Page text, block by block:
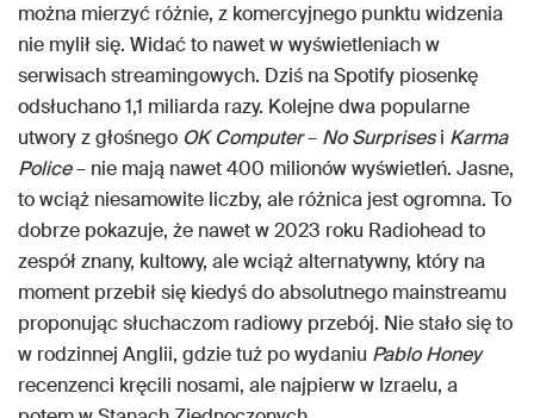
można mierzyć różnie, z komercyjnego punktu widzenia
nie mylił się. Widać to nawet w wyświetleniach w
serwisach streamingowych. Dziś na Spotify piosenkę
odsłuchano 1,1 miliarda razy. Kolejne dwa popularne
utwory z głośnego OK Computer– No Surprisesi Karma
Police– nie mają nawet 400 milionów wyświetleń. Jasne,
to wciąż niesamowite liczby, ale różnica jest ogromna. To
dobrze pokazuje, że nawet w 2023 roku Radiohead to
zespół znany, kultowy, ale wciąż alternatywny, który na
moment przebił się kiedyś do absolutnego mainstreamu
proponując słuchaczom radiowy przebój. Nie stało się to
w rodzinnej Anglii, gdzie tuż po wydaniu Pablo Honey
recenzenci kręcili nosami, ale najpierw w Izraelu, a